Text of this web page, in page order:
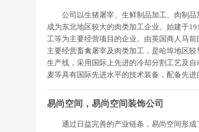
公司以生猪屠宰、生鲜制品加工、肉制
成为东北地区较大的肉类加工企业。始建于
工等为主要经营项目的企业。由英国商人马
主要经营畜禽屠宰及肉类加工，是哈埠地区
生产线，采用国际上先进的冷却分割工艺及
麦等具有国际先进水平的技术装备，配备先
易尚空间，易尚空间装饰公司
通过日益完善的产业链条，易尚空间形